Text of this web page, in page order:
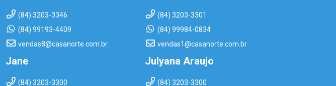
(84) 3203-3346
(84) 99193-4409
vendas8@casanorte.com.br
(84) 3203-3301
(84) 99984-0834
vendas1@casanorte.com.br
Jane
(84) 3203-3300
Julyana Araujo
(84) 3203-3300